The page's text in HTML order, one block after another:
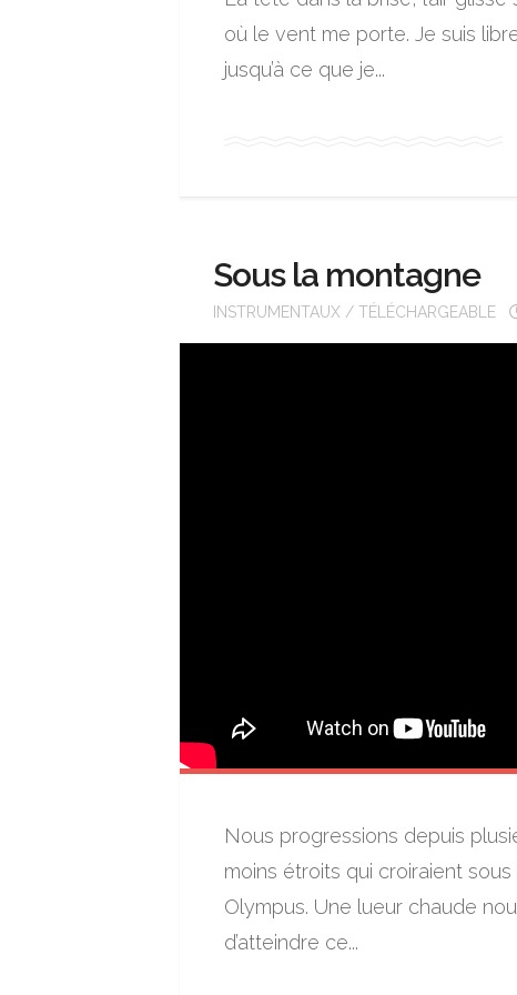
où le vent me porte. Je suis
jusqu’à ce que je...
Sous la montagne
INSTRUMENTAUX / TÉLÉCHARGEABLE
Nous progressions depuis
moins étroits qui croiraient
Olympus. Une lueur chaude
d’atteindre ce...